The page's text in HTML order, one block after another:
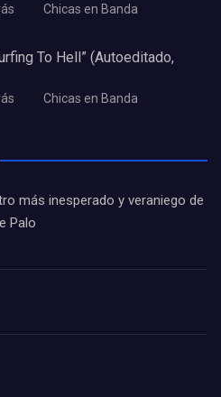
Chicas en Banda
To Hell” (Autoeditado,
Chicas en Banda
más inesperado y veraniego de
Palo